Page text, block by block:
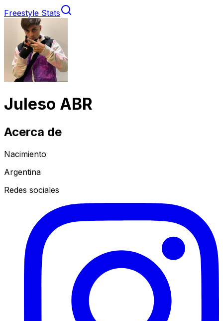
Freestyle Stats
Juleso ABR
Acerca de
Nacimiento
Argentina
Redes sociales